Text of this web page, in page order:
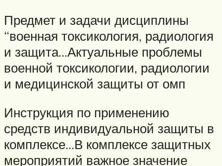
Предмет и задачи дисциплины
“военная токсикология, радиология
и защита…Актуальные проблемы
военной токсикологии, радиологии
и ме­дицинской защиты от омп
Инструкция по применению
средств индивидуальной защиты в
комплексе…В комплексе защитных
мероприятий важное значение